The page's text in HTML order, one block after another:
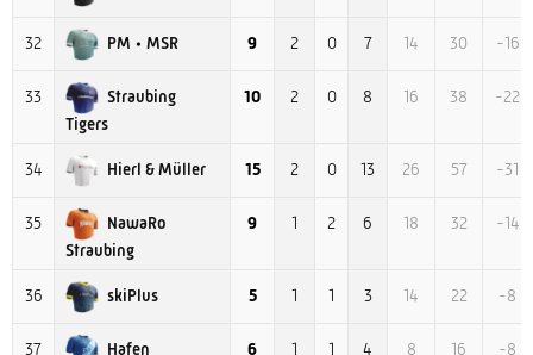
32 PM • MSR 9 2 0 7 14 30 -16
33
Straubing
Tigers
10 2 0 8 16 38 -22
34 Hierl & Müller 15 2 0 13 26 57 -31
35
NawaRo
Straubing
9 1 2 6 18 32 -14
36 skiPlus 5 1 1 3 14 22 -8
37
Hafen
6 1 1 4 8 16 -8